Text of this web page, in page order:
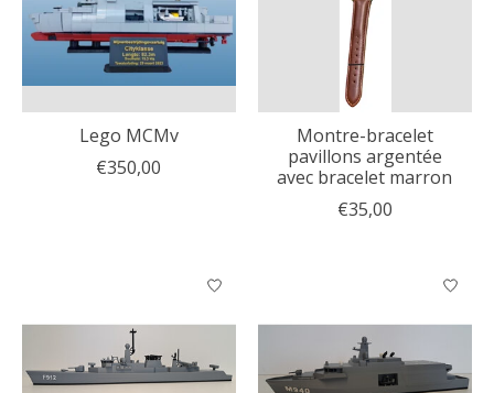
Lego MCMv
€350,00
Montre-bracelet
pavillons argentée
avec bracelet marron
€35,00